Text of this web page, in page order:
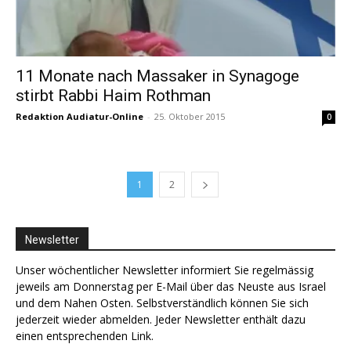
11 Monate nach Massaker in Synagoge
stirbt Rabbi Haim Rothman
Redaktion Audiatur-Online - 25. Oktober 2015 0
1 2
Newsletter
Unser wöchentlicher Newsletter informiert Sie regelmässig
jeweils am Donnerstag per E-Mail über das Neuste aus Israel
und dem Nahen Osten. Selbstverständlich können Sie sich
jederzeit wieder abmelden. Jeder Newsletter enthält dazu
einen entsprechenden Link.